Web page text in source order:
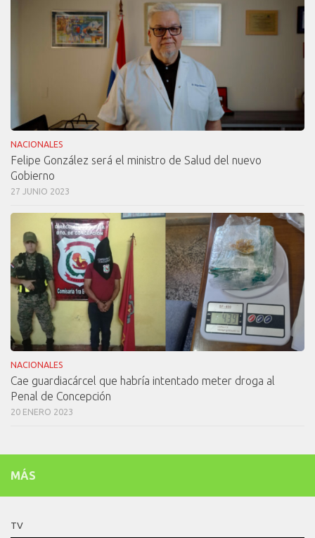
NACIONALES
Felipe González será el ministro de Salud del nuevo
Gobierno
27 JUNIO 2023
NACIONALES
Cae guardiacárcel que habría intentado meter droga al
Penal de Concepción
20 ENERO 2023
MÁS
TV